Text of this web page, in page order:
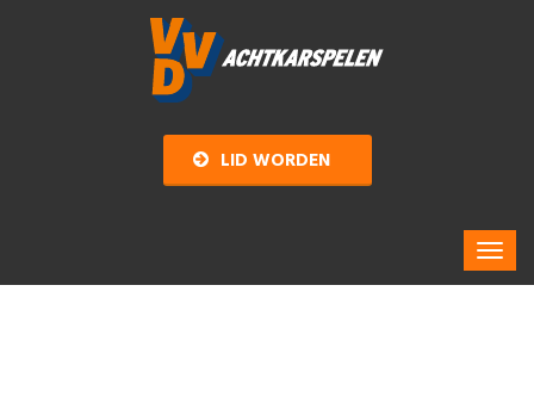
LID WORDEN